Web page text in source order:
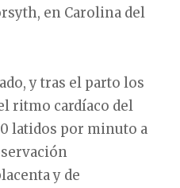
en Carolina del
y tras el parto los
ritmo cardíaco del
latidos por minuto a
y de